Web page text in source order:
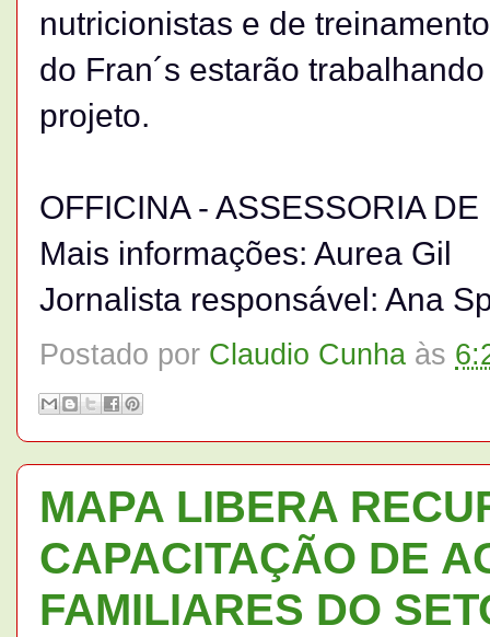
nutricionistas e de
do Fran´s estarão
projeto.
OFFICINA - ASSESSORIA
Mais informações: Aurea Gil
Jornalista responsável: Ana
Postado por Claudio Cunha às
MAPA LIBERA
CAPACITAÇÃO DE
FAMILIARES DO